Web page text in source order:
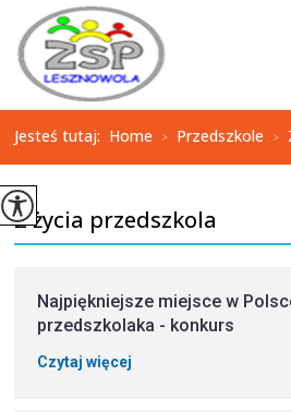
Jesteś tutaj: Home > Przedszkole >
Z życia przedszkola
Najpiękniejsze miejsce w
przedszkolaka - konkurs
Czytaj więcej